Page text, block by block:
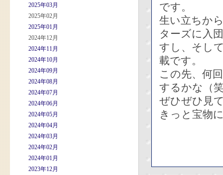
2025年03月
2025年02月
2025年01月
2024年12月
2024年11月
2024年10月
2024年09月
2024年08月
2024年07月
2024年06月
2024年05月
2024年04月
2024年03月
2024年02月
2024年01月
2023年12月
です。
生い立ちか
ターズに入
すし、そし
載です。
この先、何
するかな（
ぜひぜひ見
きっと宝物